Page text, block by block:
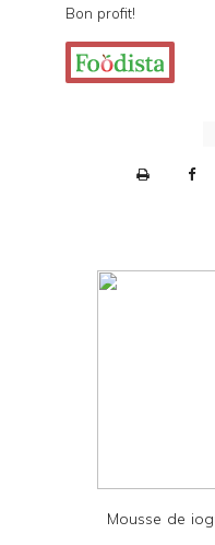
Bon profit!
n
Mousse de